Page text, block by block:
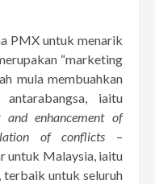
PMX untuk menarik
“marketing
mula membuahkan
iaitu
and enhancement of
of conflicts –
untuk Malaysia, iaitu
terbaik untuk seluruh